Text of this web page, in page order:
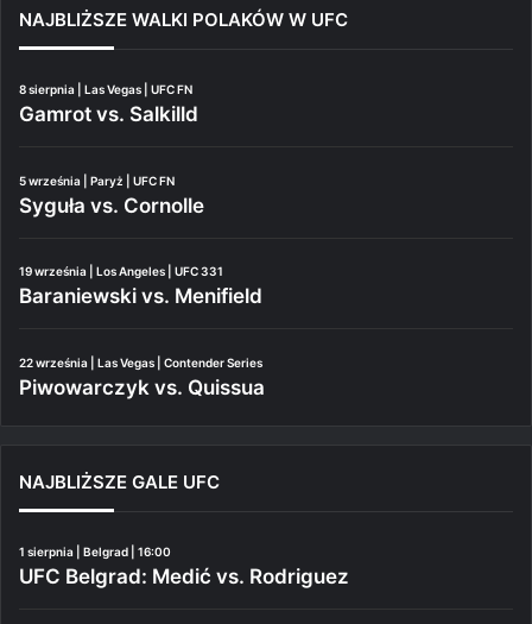
NAJBLIŻSZE WALKI POLAKÓW W UFC
8 sierpnia | Las Vegas | UFC FN
Gamrot vs. Salkilld
5 września | Paryż | UFC FN
Syguła vs. Cornolle
19 września | Los Angeles | UFC 331
Baraniewski vs. Menifield
22 września | Las Vegas | Contender Series
Piwowarczyk vs. Quissua
NAJBLIŻSZE GALE UFC
1 sierpnia | Belgrad | 16:00
UFC Belgrad: Medić vs. Rodriguez